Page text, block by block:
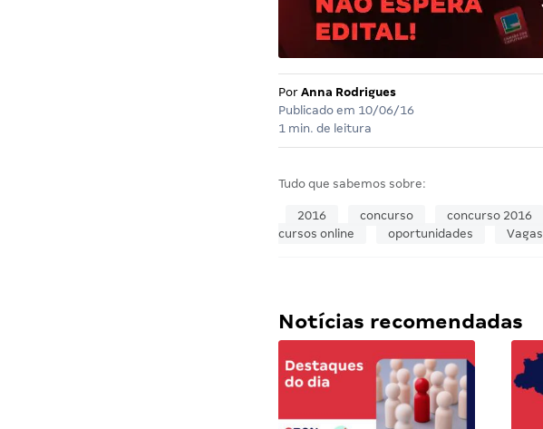
Por Anna Rodrigues
Publicado em 10/06/16
1 min. de leitura
Tudo que sabemos sobre:
2016 concurso concurso 2016
cursos online
oportunidades Vagas
Notícias recomendadas